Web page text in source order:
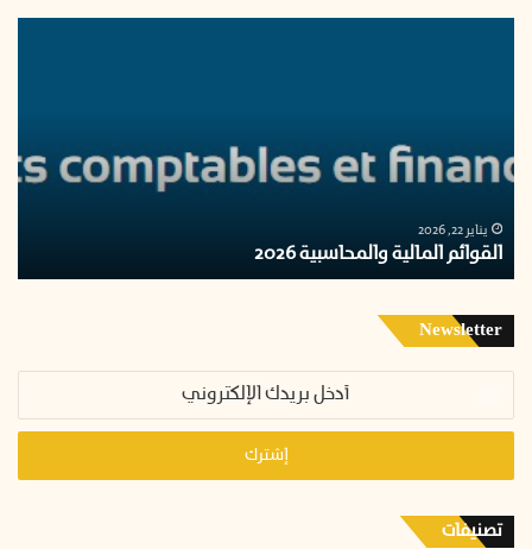
أكتوبر
بمدينة
اختيار عقار لإحتضان مدرسة 31 أكتوبر بمدينة بيوكرى
Newsletter
الإلكتروني
تصنيفات